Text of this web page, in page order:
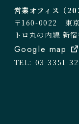
営業オフィス（
〒160-0022 東京
トロ丸の内線 新
Google map
TEL: 03-3351-